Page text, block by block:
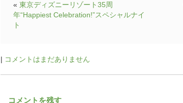
« 東京ディズニーリゾート35周
年“Happiest Celebration!”スペシャルナイ
ト
| コメントはまだありません
コメントを残す